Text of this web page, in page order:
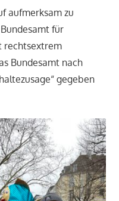
aufmerksam zu
für
rechtsextrem
Bundesamt nach
gegeben